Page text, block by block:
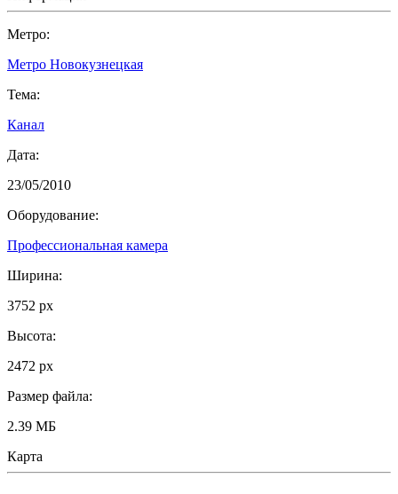
Метро:
Метро Новокузнецкая
Тема:
Канал
Дата:
23/05/2010
Оборудование:
Профессиональная камера
Ширина:
3752 px
Высота:
2472 px
Размер файла:
2.39 МБ
Карта